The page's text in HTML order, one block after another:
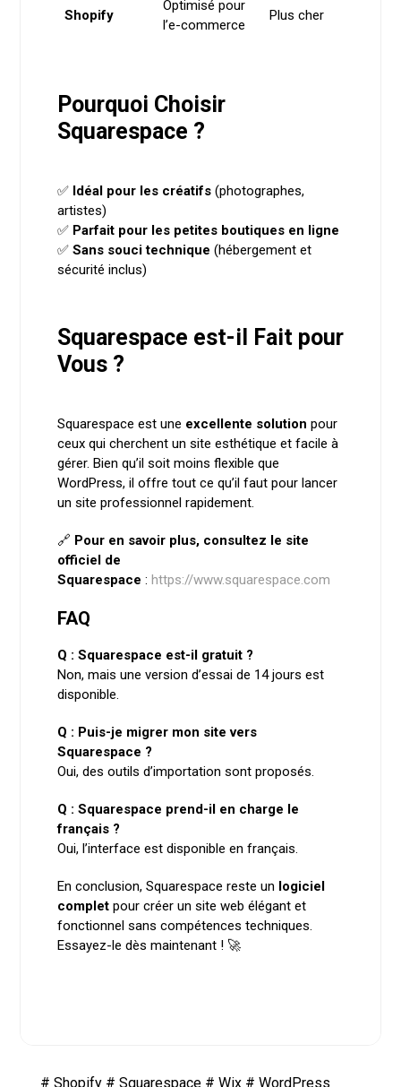
Shopify
Optimisé pour
l’e-commerce
Plus cher
Pourquoi Choisir
Squarespace ?
✅ Idéal pour les créatifs(photographes,
artistes)
✅ Parfait pour les petites boutiques en ligne
✅ Sans souci technique (hébergement et
sécurité inclus)
Squarespace est-il Fait pour
Vous ?
Squarespace est une excellente solution pour
ceux qui cherchent un site esthétique et facile à
gérer. Bien qu’il soit moins flexible que
WordPress, il offre tout ce qu’il faut pour lancer
un site professionnel rapidement.
🔗 Pour en savoir plus, consultez le site
officiel de
Squarespace : https://www.squarespace.com
FAQ
Q : Squarespace est-il gratuit ?
Non, mais une version d’essai de 14 jours est
disponible.
Q : Puis-je migrer mon site vers
Squarespace ?
Oui, des outils d’importation sont proposés.
Q : Squarespace prend-il en charge le
français ?
Oui, l’interface est disponible en français.
En conclusion, Squarespace reste un logiciel
completpour créer un site web élégant et
fonctionnel sans compétences techniques.
Essayez-le dès maintenant ! 🚀
# Shopify# Squarespace# Wix# WordPress